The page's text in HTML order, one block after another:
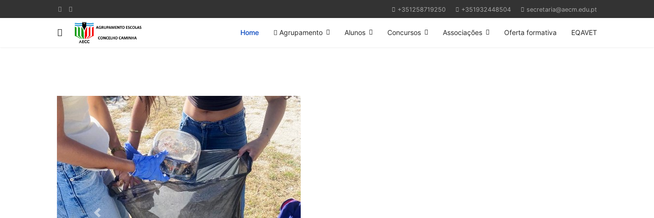
+351258719250 +351932448504 secretaria@aecm.edu.pt
Home Agrupamento Alunos Concursos Associações Oferta formativa EQAVET